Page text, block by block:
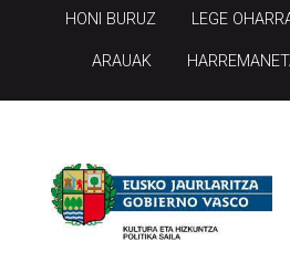
HONI BURUZ LEGE
ARAUAK